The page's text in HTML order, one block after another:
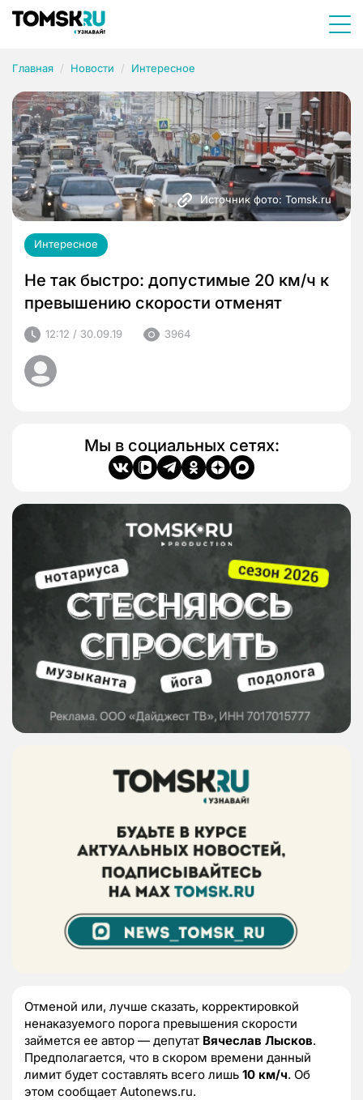
Главная Новости Интересное
Источник фото: Tomsk.ru
Интересное
Не так быстро: допустимые 20 км/ч к
превышению скорости отменят
12:12 / 30.09.19 3964
Мы в социальных сетях:
Отменой или, лучше сказать, корректировкой
ненаказуемого порога превышения скорости
займется ее автор — депутат Вячеслав Лысков.
Предполагается, что в скором времени данный
лимит будет составлять всего лишь 10 км/ч. Об
этом сообщает Autonews.ru.